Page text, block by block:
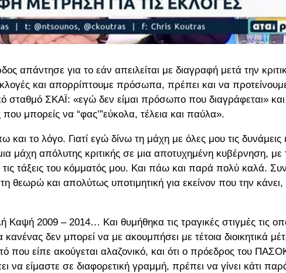
απάντησε για το εάν απειλείται με διαγραφή μετά την
και απορρίπτουμε πρόσωπα, πρέπει και να
ΣΚΑΪ: «εγώ δεν είμαι πρόσωπο που διαγράφεται» και
μπορείς να “φας’”εύκολα, τέλεια και παύλα».
και το λόγο. Γιατί εγώ δίνω τη μάχη με όλες μου τις δυνάμεις
μάχη απόλυτης κριτικής σε μια αποτυχημένη κυβέρνηση, με
τάξεις του κόμματός μου. Και πάω και παρά πολύ καλά.
και απολύτως υποτιμητική για εκείνον που την κάνει,
Καψή 2009 – 2014… Και θυμήθηκα τις τραγικές στιγμές τις
δεν μπορεί να με ακουμπήσει με τέτοια διοικητικά
που είπε ακούγεται αλαζονικό, και ότι ο πρόεδρος του
να είμαστε σε διαφορετική γραμμή, πρέπει να γίνει κάτι